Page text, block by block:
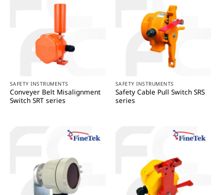
SAFETY INSTRUMENTS
Conveyer Belt Misalignment
Switch SRT series
SAFETY INSTRUMENTS
Safety Cable Pull Switch SRS
series